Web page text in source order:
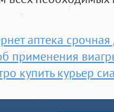
аптека
применения
купить курьер